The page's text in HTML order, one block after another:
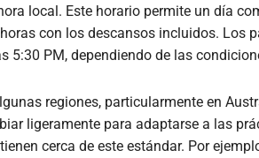
local. Este horario permite un día
con los descansos incluidos. Los
5:30 PM, dependiendo de las
regiones, particularmente en
ligeramente para adaptarse a las
cerca de este estándar. Por